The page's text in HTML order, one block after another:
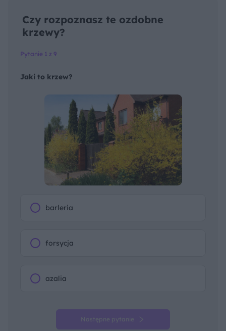
Czy rozpoznasz te ozdobne
krzewy?
Pytanie 1 z 9
Jaki to krzew?
barleria
forsycja
azalia
Następne pytanie